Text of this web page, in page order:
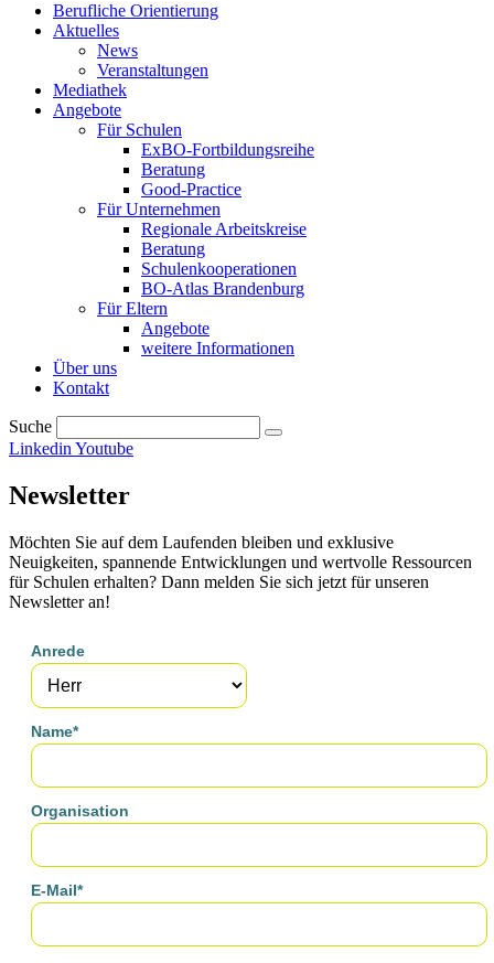
Berufliche Orientierung
Aktuelles
News
Veranstaltungen
Mediathek
Angebote
Für Schulen
ExBO-Fortbildungsreihe
Beratung
Good-Practice
Für Unternehmen
Regionale Arbeitskreise
Beratung
Schulenkooperationen
BO-Atlas Brandenburg
Für Eltern
Angebote
weitere Informationen
Über uns
Kontakt
Suche
Linkedin Youtube
Newsletter
Möchten Sie auf dem Laufenden bleiben und exklusive
Neuigkeiten, spannende Entwicklungen und wertvolle Ressourcen
für Schulen erhalten? Dann melden Sie sich jetzt für unseren
Newsletter an!
Anrede
Name*
Organisation
E-Mail*